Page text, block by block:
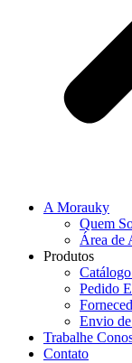
A Morauky
Quem
Área de
Produtos
Pedido
Envio
Trabalhe
Contato